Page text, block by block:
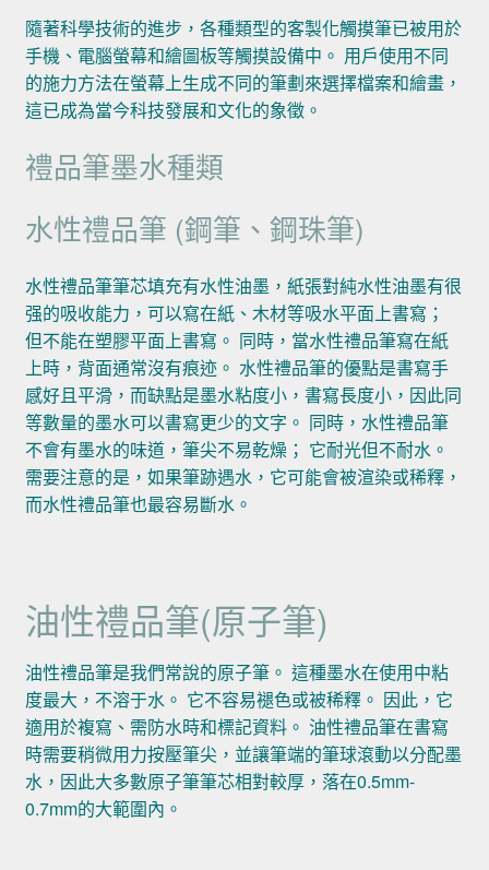
隨著科學技術的進步，各種類型的客製化觸摸筆已被用於
手機、電腦螢幕和繪圖板等觸摸設備中。 用戶使用不同
的施力方法在螢幕上生成不同的筆劃來選擇檔案和繪畫，
這已成為當今科技發展和文化的象徵。
禮品筆墨水種類
水性禮品筆 (鋼筆、鋼珠筆)
水性禮品筆筆芯填充有水性油墨，紙張對純水性油墨有很
强的吸收能力，可以寫在紙、木材等吸水平面上書寫；
但不能在塑膠平面上書寫。 同時，當水性禮品筆寫在紙
上時，背面通常沒有痕迹。 水性禮品筆的優點是書寫手
感好且平滑，而缺點是墨水粘度小，書寫長度小，因此同
等數量的墨水可以書寫更少的文字。 同時，水性禮品筆
不會有墨水的味道，筆尖不易乾燥； 它耐光但不耐水。
需要注意的是，如果筆跡遇水，它可能會被渲染或稀釋，
而水性禮品筆也最容易斷水。
油性禮品筆(原子筆)
油性禮品筆是我們常說的原子筆。 這種墨水在使用中粘
度最大，不溶于水。 它不容易褪色或被稀釋。 因此，它
適用於複寫、需防水時和標記資料。 油性禮品筆在書寫
時需要稍微用力按壓筆尖，並讓筆端的筆球滾動以分配墨
水，因此大多數原子筆筆芯相對較厚，落在0.5mm-
0.7mm的大範圍內。